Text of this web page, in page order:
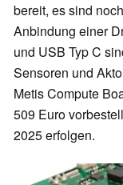
bereit, es sind
Anbindung einer
und USB Typ C
Sensoren und
Metis Compute
509 Euro
2025 erfolgen.